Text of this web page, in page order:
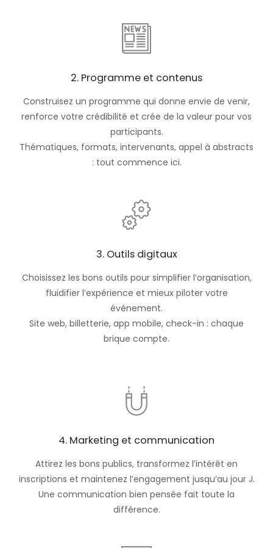
2. Programme et contenus
Construisez un programme qui donne envie de venir,
renforce votre crédibilité et crée de la valeur pour vos
participants.
Thématiques, formats, intervenants, appel à abstracts
: tout commence ici.
3. Outils digitaux
Choisissez les bons outils pour simplifier l’organisation,
fluidifier l’expérience et mieux piloter votre
événement.
Site web, billetterie, app mobile, check-in : chaque
brique compte.
4. Marketing et communication
Attirez les bons publics, transformez l’intérêt en
inscriptions et maintenez l’engagement jusqu’au jour J.
Une communication bien pensée fait toute la
différence.